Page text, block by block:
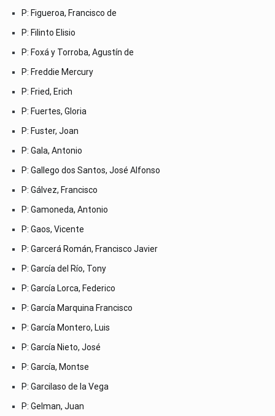
P: Figueroa, Francisco de
P: Filinto Elisio
P: Foxá y Torroba, Agustín de
P: Freddie Mercury
P: Fried, Erich
P: Fuertes, Gloria
P: Fuster, Joan
P: Gala, Antonio
P: Gallego dos Santos, José Alfonso
P: Gálvez, Francisco
P: Gamoneda, Antonio
P: Gaos, Vicente
P: Garcerá Román, Francisco Javier
P: García del Río, Tony
P: García Lorca, Federico
P: García Marquina Francisco
P: García Montero, Luis
P: García Nieto, José
P: García, Montse
P: Garcilaso de la Vega
P: Gelman, Juan